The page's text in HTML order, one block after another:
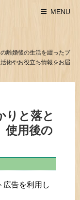
MENU
離婚後の生活を綴ったブ
術やお役立ち情報をお届
りと落と
使用後の
広告を利用し